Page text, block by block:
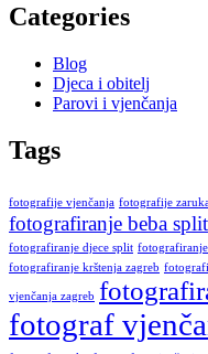
Categories
Blog
Djeca i obitelj
Parovi i vjenčanja
Tags
fotografije vjenčanja fotografije
fotografiranje beba split
fotografiranje djece split
fotografiranje krštenja zagreb
vjenčanja zagreb
fotograf